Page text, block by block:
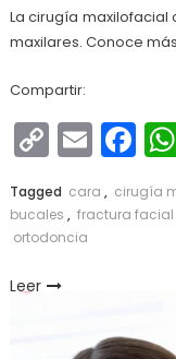
La cirugía
maxilares. Conoce
Compartir:
Copy
Link
Tagged cara , cirugía
bucales , fractura facial
ortodoncia
Leer